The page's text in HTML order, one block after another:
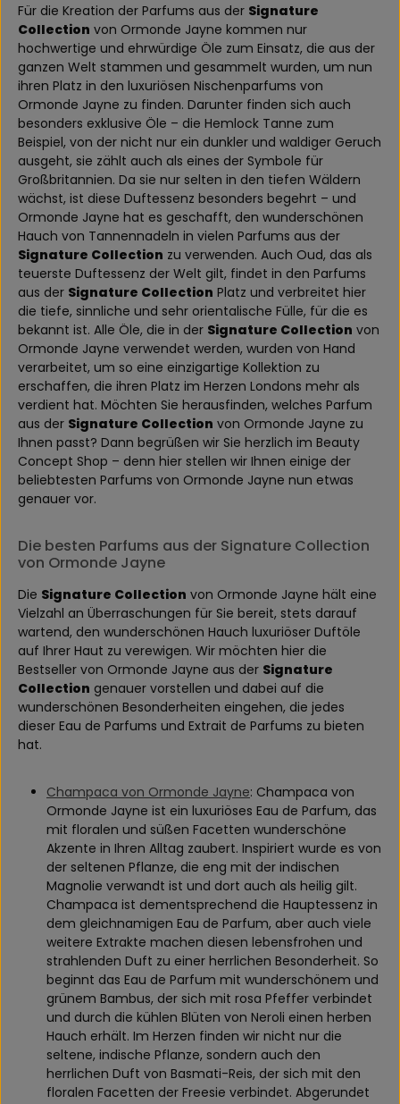
Für die Kreation der Parfums aus der Signature
Collection von Ormonde Jayne kommen nur
hochwertige und ehrwürdige Öle zum Einsatz, die aus der
ganzen Welt stammen und gesammelt wurden, um nun
ihren Platz in den luxuriösen Nischenparfums von
Ormonde Jayne zu finden. Darunter finden sich auch
besonders exklusive Öle – die Hemlock Tanne zum
Beispiel, von der nicht nur ein dunkler und waldiger Geruch
ausgeht, sie zählt auch als eines der Symbole für
Großbritannien. Da sie nur selten in den tiefen Wäldern
wächst, ist diese Duftessenz besonders begehrt – und
Ormonde Jayne hat es geschafft, den wunderschönen
Hauch von Tannennadeln in vielen Parfums aus der
Signature Collection zu verwenden. Auch Oud, das als
teuerste Duftessenz der Welt gilt, findet in den Parfums
aus der Signature Collection Platz und verbreitet hier
die tiefe, sinnliche und sehr orientalische Fülle, für die es
bekannt ist. Alle Öle, die in der Signature Collection von
Ormonde Jayne verwendet werden, wurden von Hand
verarbeitet, um so eine einzigartige Kollektion zu
erschaffen, die ihren Platz im Herzen Londons mehr als
verdient hat. Möchten Sie herausfinden, welches Parfum
aus der Signature Collection von Ormonde Jayne zu
Ihnen passt? Dann begrüßen wir Sie herzlich im Beauty
Concept Shop – denn hier stellen wir Ihnen einige der
beliebtesten Parfums von Ormonde Jayne nun etwas
genauer vor.
Die besten Parfums aus der Signature Collection
von Ormonde Jayne
Die Signature Collection von Ormonde Jayne hält eine
Vielzahl an Überraschungen für Sie bereit, stets darauf
wartend, den wunderschönen Hauch luxuriöser Duftöle
auf Ihrer Haut zu verewigen. Wir möchten hier die
Bestseller von Ormonde Jayne aus der Signature
Collection genauer vorstellen und dabei auf die
wunderschönen Besonderheiten eingehen, die jedes
dieser Eau de Parfums und Extrait de Parfums zu bieten
hat.
Champaca von Ormonde Jayne: Champaca von
Ormonde Jayne ist ein luxuriöses Eau de Parfum, das
mit floralen und süßen Facetten wunderschöne
Akzente in Ihren Alltag zaubert. Inspiriert wurde es von
der seltenen Pflanze, die eng mit der indischen
Magnolie verwandt ist und dort auch als heilig gilt.
Champaca ist dementsprechend die Hauptessenz in
dem gleichnamigen Eau de Parfum, aber auch viele
weitere Extrakte machen diesen lebensfrohen und
strahlenden Duft zu einer herrlichen Besonderheit. So
beginnt das Eau de Parfum mit wunderschönem und
grünem Bambus, der sich mit rosa Pfeffer verbindet
und durch die kühlen Blüten von Neroli einen herben
Hauch erhält. Im Herzen finden wir nicht nur die
seltene, indische Pflanze, sondern auch den
herrlichen Duft von Basmati-Reis, der sich mit den
floralen Facetten der Freesie verbindet. Abgerundet